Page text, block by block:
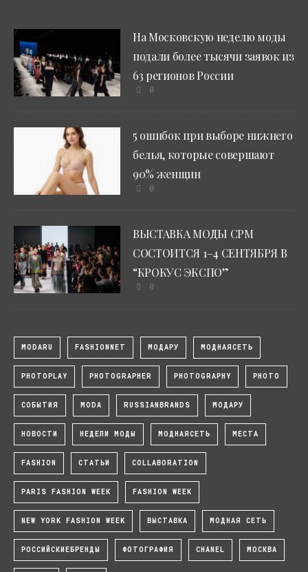
На Московскую неделю моды
подали более тысячи заявок из
63 регионов России
0
5 ошибок при выборе нижнего
белья, которые совершают
90% женщин
0
ВЫСТАВКА МОДЫ CPM
СОСТОИТСЯ 1–4 СЕНТЯБРЯ В
“КРОКУС ЭКСПО”
0
MODARU FASHIONNET МОДАРУ МОДНАЯСЕТЬ
PHOTOPLAY PHOTOGRAPHER PHOTOGRAPHY PHOTO
СОБЫТИЯ MODA RUSSIANBRANDS МОДАРУ
НОВОСТИ НЕДЕЛИ МОДЫ МОДНАЯСЕТЬ МЕСТА
FASHION СТАТЬИ COLLABORATION
PARIS FASHION WEEK FASHION WEEK
NEW YORK FASHION WEEK ВЫСТАВКА МОДНАЯ СЕТЬ
РОССИЙСКИЕБРЕНДЫ ФОТОГРАФИЯ CHANEL МОСКВА